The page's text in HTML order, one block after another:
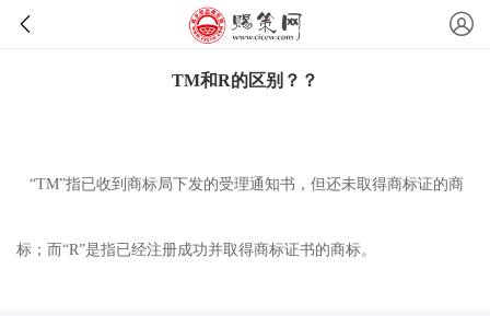
TM和R的区别？？
“TM”指已收到商标局下发的受理通知书，但还未取得商标证的商
标；而“R”是指已经注册成功并取得商标证书的商标。